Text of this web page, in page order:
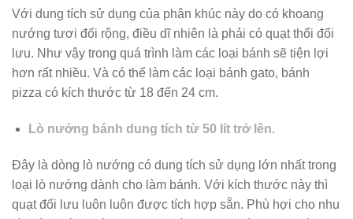
Với dung tích sử dụng của phân khúc này do có khoang
nướng tươi đối rộng, điều dĩ nhiên là phải có quạt thổi đối
lưu. Như vậy trong quá trình làm các loại bánh sẽ tiện lợi
hơn rất nhiều. Và có thể làm các loại bánh gato, bánh
pizza có kích thước từ 18 đến 24 cm.
Lò nướng bánh dung tích từ 50 lít trở lên.
Đây là dòng lò nướng có dung tích sử dụng lớn nhất trong
loại lò nướng dành cho làm bánh. Với kích thước này thì
quạt đối lưu luôn luôn được tích hợp sẵn. Phù hợi cho nhu